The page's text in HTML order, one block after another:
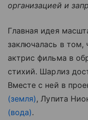
организацией и
Главная идея
заключалась в том,
актрис фильма в
стихий. Шарлиз
Вместе с ней в
(земля), Лупита
(вода).